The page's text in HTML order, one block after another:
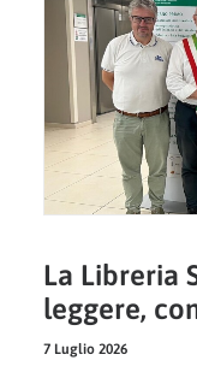
La Libreria
leggere,
7 Luglio 2026